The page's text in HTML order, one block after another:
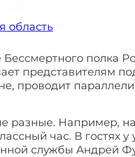
область
полка
представителям
проводит
Например,
час. В гостях у
службы Андрей